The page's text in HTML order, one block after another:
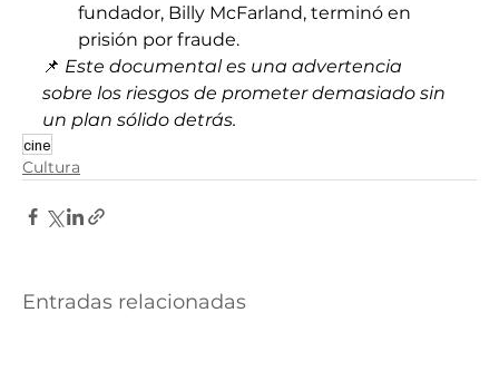
fundador, Billy McFarland, terminó en
prisión por fraude.
📌 Este documental es una advertencia
sobre los riesgos de prometer demasiado sin
un plan sólido detrás.
cine
Cultura
Entradas relacionadas